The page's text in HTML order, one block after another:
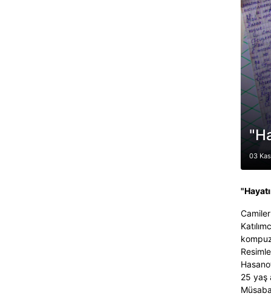
03
25 yaş